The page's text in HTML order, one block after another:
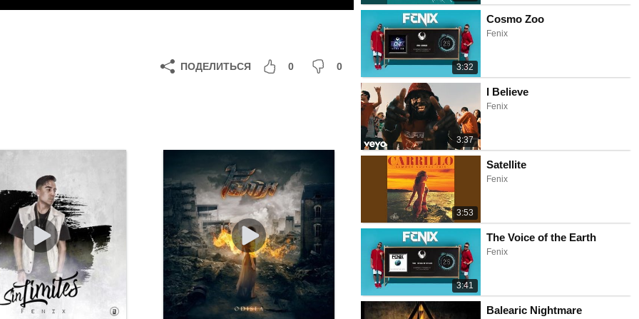
ПОДЕЛИТЬСЯ 0 0 3:32
Cosmo Zoo
Fenix
3:37
I Believe
Fenix
3:53
Satellite
Fenix
3:41
The Voice of the Earth
Fenix
Balearic Nightmare